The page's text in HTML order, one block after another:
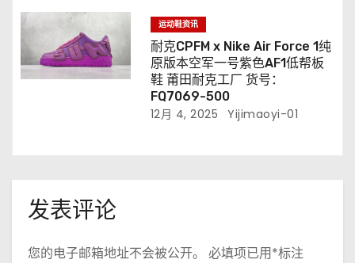
运动鞋资讯
耐克CPFM x Nike Air Force 1纯
原版本空军一号紫色AF1低帮板
鞋 莆田耐克工厂 货号：
FQ7069-500
12月 4, 2025 Yijimaoyi-01
发表评论
您的电子邮箱地址不会被公开。 必填项已用*标注